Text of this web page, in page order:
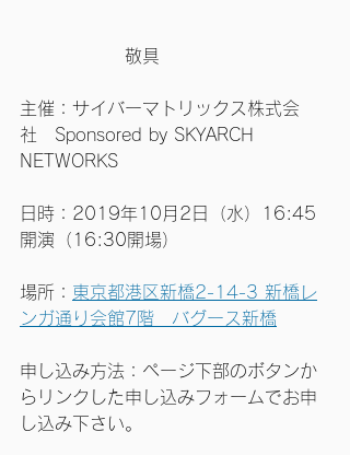
敬具
主催：サイバーマトリックス株式会
社　Sponsored by SKYARCH
NETWORKS
日時：2019年10月2日（水）16:45
開演（16:30開場）
場所： 東京都港区新橋2-14-3 新橋レ
ンガ通り会館7階　バグース新橋
申し込み方法：ページ下部のボタンか
らリンクした申し込みフォームでお申
し込み下さい。